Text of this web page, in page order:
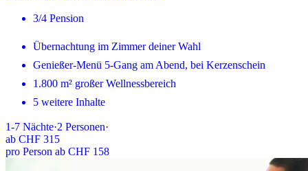
3/4 Pension
Übernachtung im Zimmer deiner Wahl
Genießer-Menü 5-Gang am Abend, bei Kerzenschein
1.800 m² großer Wellnessbereich
5 weitere Inhalte
1-7 Nächte·2 Personen·
ab CHF 315
pro Person ab CHF 158